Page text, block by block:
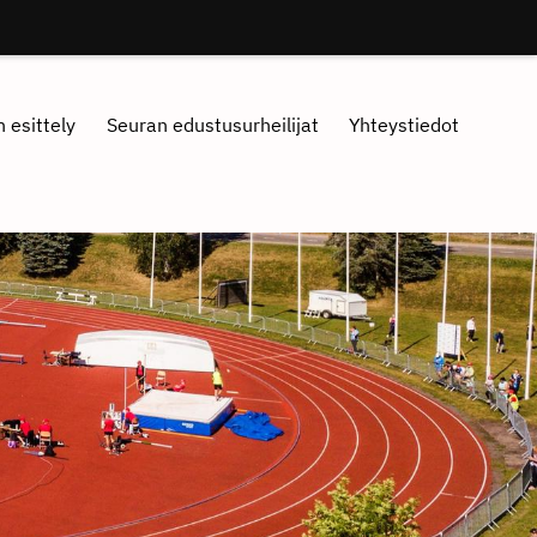
esittely Seuran edustusurheilijat Yhteystiedot